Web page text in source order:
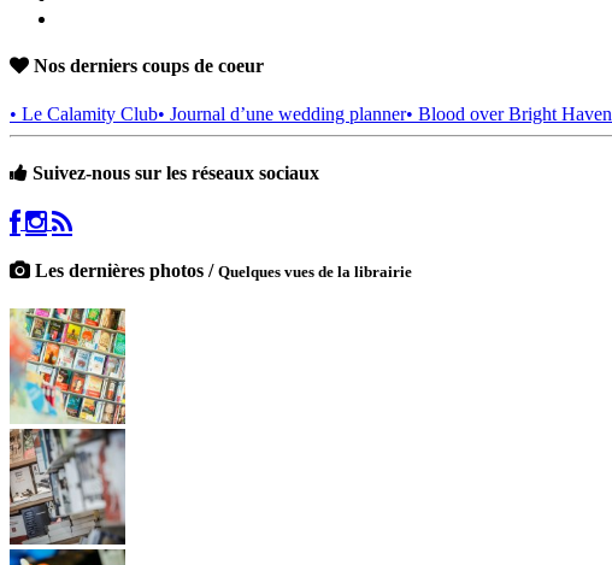
Nos derniers coups de coeur
• Le Calamity Club• Journal d’une wedding planner• Blood over Bright Haven
Suivez-nous sur les réseaux sociaux
Les dernières photos / Quelques vues de la librairie